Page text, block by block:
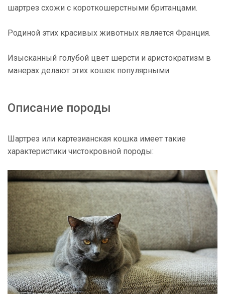
шартрез схожи с короткошерстными британцами.
Родиной этих красивых животных является Франция.
Изысканный голубой цвет шерсти и аристократизм в
манерах делают этих кошек популярными.
Описание породы
Шартрез или картезианская кошка имеет такие
характеристики чистокровной породы: